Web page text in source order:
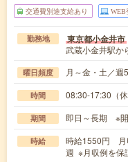
交通費別途支給あり WEB
勤務地 東京都小金井市
武蔵小金井駅か
曜日頻度 月～金・土／週
時間 08:30-17:30（
期間 即日～長期 ※
時給
時給1550円 月
週 ※月収例を保